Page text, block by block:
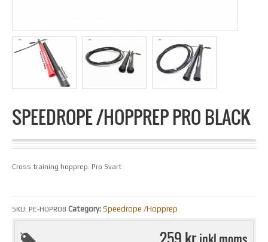
SPEEDROPE /HOPPREP PRO BLACK
Cross training hopprep. Pro Svart
SKU: PE-HOPROB Category: Speedrope /Hopprep